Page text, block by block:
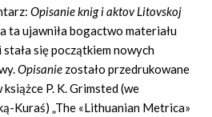
Opisanie knig i aktov Litovskoj
ta ujawniła bogactwo materiału
się początkiem nowych
Opisanie zostało przedrukowane
P. K. Grimsted (we
Kuraś) „The «Lithuanian Metrica»